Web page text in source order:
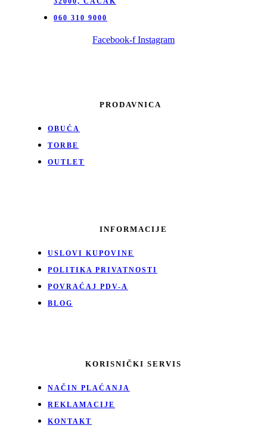
060 310 9000
Facebook-f Instagram
PRODAVNICA
OBUĆA
TORBE
OUTLET
INFORMACIJE
USLOVI KUPOVINE
POLITIKA PRIVATNOSTI
POVRAĆAJ PDV-A
BLOG
KORISNIČKI SERVIS
NAČIN PLAĆANJA
REKLAMACIJE
KONTAKT